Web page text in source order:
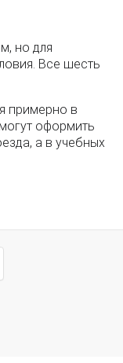
но для
Все шесть
примерно в
оформить
а в учебных